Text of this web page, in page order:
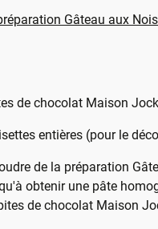
Gâteau aux
de chocolat Maison Jock
entières (pour le
de la préparation
obtenir une pâte
de chocolat Maison